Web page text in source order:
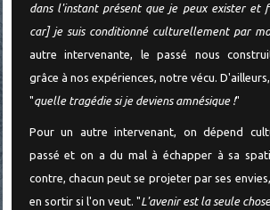
dans l'instant présent que je peux exister et
car] je suis conditionné culturellement par
autre intervenante, le passé nous
grâce à nos expériences, notre vécu.
"quelle tragédie si je deviens amnésique !"
Pour un autre intervenant, on dépend
passé et on a du mal à échapper à sa
contre, chacun peut se projeter par ses
en sortir si l'on veut. "L'avenir est la seule